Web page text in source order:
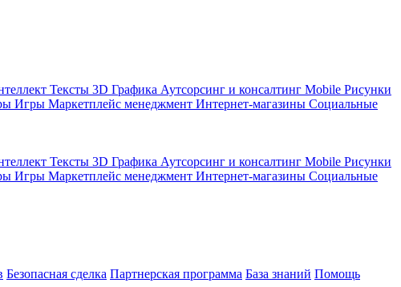
Тексты 3D Графика Аутсорсинг и консалтинг Mobile Рисунки
Игры Маркетплейс менеджмент Интернет-магазины Социальные
Тексты 3D Графика Аутсорсинг и консалтинг Mobile Рисунки
Игры Маркетплейс менеджмент Интернет-магазины Социальные
Безопасная сделка Партнерская программа База знаний Помощь